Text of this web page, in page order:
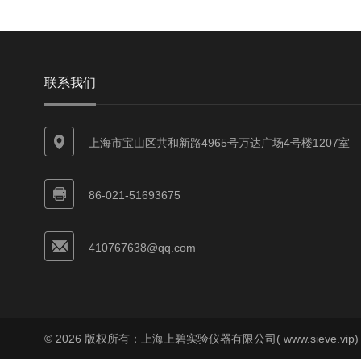
联系我们
上海市宝山区共和新路4965号万达广场4号楼1207室
86-021-51693675
410767638@qq.com
© 2026 版权所有：上海上碧实验仪器有限公司(